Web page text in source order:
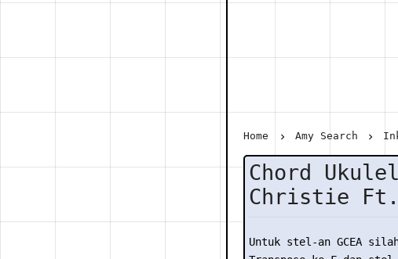
Home Amy Search
Chord
Christie Ft.
Untuk stel-an GCEA